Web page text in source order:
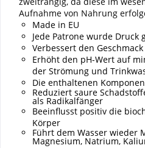
Aufnahme von Nahrung
Made in EU
Jede Patrone wurde Druck
Verbessert den
Erhöht den pH-Wert auf
der Strömung und
Die enthaltenen
Reduziert saure
als Radikalfänger
Beeinflusst positiv die
Körper
Führt dem Wasser wieder
Magnesium, Natrium,